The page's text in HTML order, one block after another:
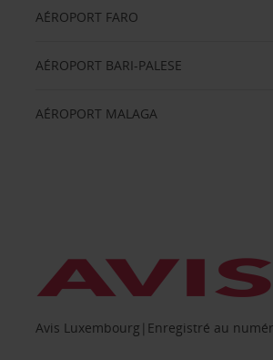
AÉROPORT FARO
AÉROPORT BARI-PALESE
AÉROPORT MALAGA
Avis Luxembourg|Enregistré au